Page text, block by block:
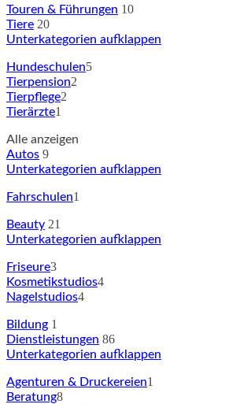
Touren & Führungen 10
Tiere 20
Unterkategorien aufklappen
Hundeschulen5
Tierpension2
Tierpflege2
Tierärzte1
Alle anzeigen
Autos 9
Unterkategorien aufklappen
Fahrschulen1
Beauty 21
Unterkategorien aufklappen
Friseure3
Kosmetikstudios4
Nagelstudios4
Bildung 1
Dienstleistungen 86
Unterkategorien aufklappen
Agenturen & Druckereien1
Beratung8